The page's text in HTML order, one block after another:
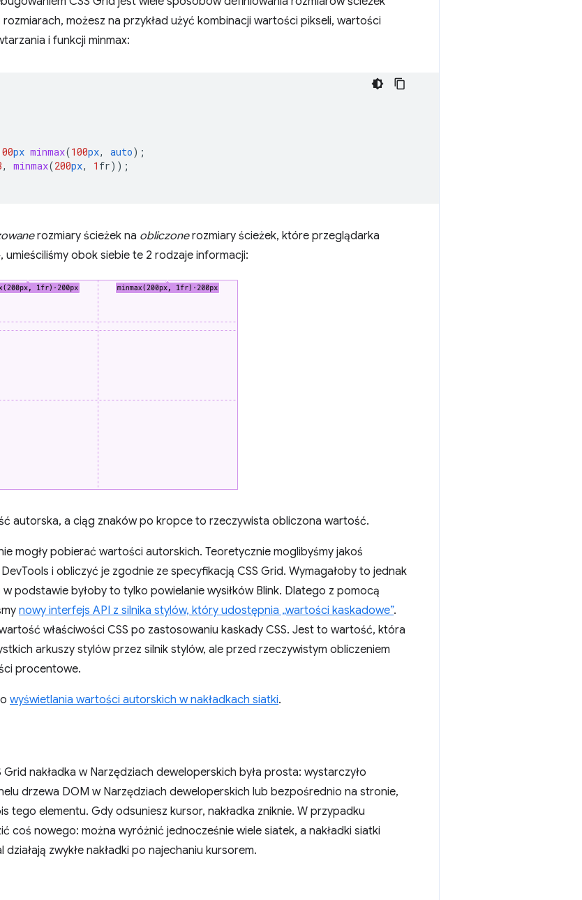
możesz na przykład użyć kombinacji wartości pikseli, wartości
i funkcji minmax:
px minmax(100px, auto);
, minmax(200px, 1 fr));
rozmiary ścieżek na obliczonerozmiary ścieżek, które przeglądarka
umieściliśmy obok siebie te 2 rodzaje informacji:
autorska, a ciąg znaków po kropce to rzeczywista obliczona wartość.
mogły pobierać wartości autorskich. Teoretycznie moglibyśmy jakoś
i obliczyć je zgodnie ze specyfikacją CSS Grid. Wymagałoby to jednak
podstawie byłoby to tylko powielanie wysiłków Blink. Dlatego z pomocą
nowy interfejs API z silnika stylów, który udostępnia „wartości kaskadowe”.
właściwości CSS po zastosowaniu kaskady CSS. Jest to wartość, która
arkuszy stylów przez silnik stylów, ale przed rzeczywistym obliczeniem
procentowe.
wyświetlania wartości autorskich w nakładkach siatki.
nakładka w Narzędziach deweloperskich była prosta: wystarczyło
drzewa DOM w Narzędziach deweloperskich lub bezpośrednio na stronie,
tego elementu. Gdy odsuniesz kursor, nakładka zniknie. W przypadku
coś nowego: można wyróżnić jednocześnie wiele siatek, a nakładki siatki
zwykłe nakładki po najechaniu kursorem.